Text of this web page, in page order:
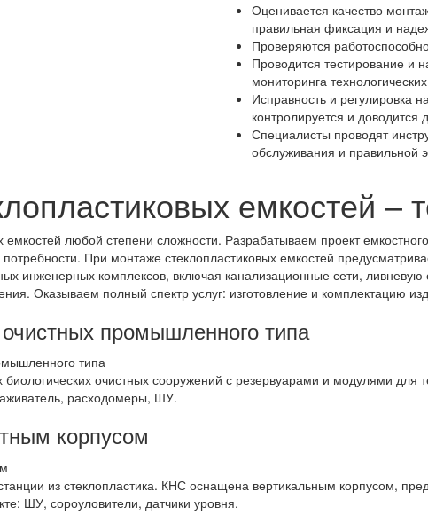
Оценивается качество
правильная фиксация и
Проверяются
Проводится тестирование и
мониторинга
Исправность и регулировка
контролируется и
Специалисты проводят
обслуживания и правильной
емкостей –
любой степени сложности. Разрабатываем проект
При монтаже стеклопластиковых емкостей
инженерных комплексов, включая канализационные сети, ливневую
Оказываем полный спектр услуг: изготовление и комплектацию
промышленного типа
очистных сооружений с резервуарами и модулями для
расходомеры, ШУ.
корпусом
из стеклопластика. КНС оснащена вертикальным корпусом,
ШУ, сороуловители, датчики уровня.